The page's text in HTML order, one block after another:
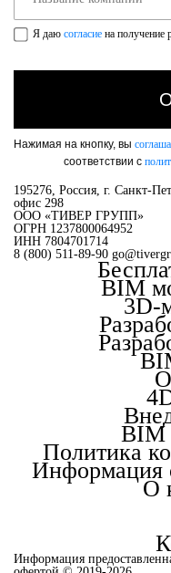
Я даю согласие на получение
Нажимая на кнопку, вы
соответствии с
195276, Россия, г. Санкт-
офис 298
OOO «ТИВЕР ГРУПП»
ОГРН 1237800064952
ИНН 7804701714
8 (800) 511-89-90
BIM
3D-
BIM
Политика
Информация
О
Информация